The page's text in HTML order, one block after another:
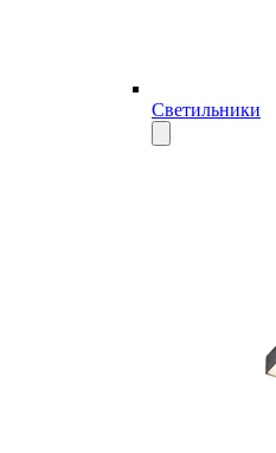
Светильники